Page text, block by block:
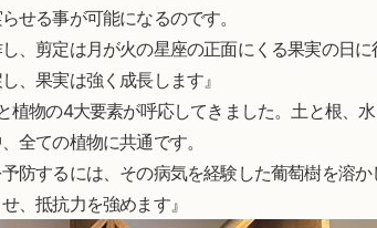
せる事が可能になるのです。
、剪定は月が火の星座の正面にくる果実の日に
、果実は強く成長します』
物の4大要素が呼応してきました。土と根、水
全ての植物に共通です。
防するには、その病気を経験した葡萄樹を溶か
、抵抗力を強めます』